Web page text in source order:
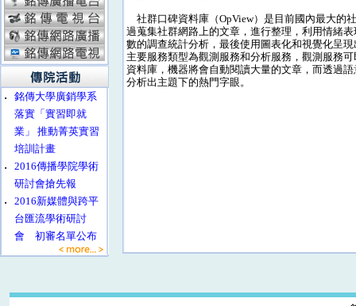
‧
銘傳大學廣銷學系
落實「實習即就
業」 推動菁英實習
培訓計畫
‧
2016傳播學院學術
研討會搶先報
‧
2016新媒體與跨平
台匯流學術研討
會 初審名單公布
社群口碑資料庫（OpView）是目前國內最大的
過蒐集社群網路上的文章，進行整理，利用情緒
數的調查統計分析，最後使用圖表化和視覺化呈
主要服務類型為觀測服務和分析服務，觀測服務
資料庫，機器將會自動閱讀大量的文章，而透過
分析出主題下的熱門字眼。